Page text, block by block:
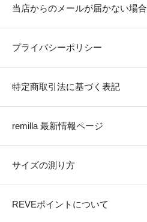
当店からのメールが届かない場合
プライバシーポリシー
特定商取引法に基づく表記
remilla 最新情報ページ
サイズの測り方
REVEポイントについて